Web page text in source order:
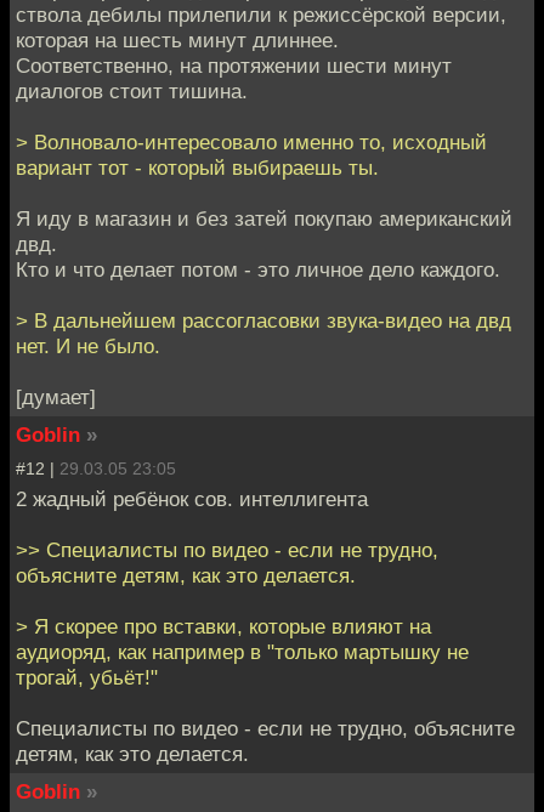
ствола дебилы прилепили к режиссёрской версии,
которая на шесть минут длиннее.
Соответственно, на протяжении шести минут
диалогов стоит тишина.
> Волновало-интересовало именно то, исходный
вариант тот - который выбираешь ты.
Я иду в магазин и без затей покупаю американский
двд.
Кто и что делает потом - это личное дело каждого.
> В дальнейшем рассогласовки звука-видео на двд
нет. И не было.
[думает]
Goblin »
#12 | 29.03.05 23:05
2 жадный ребёнок сов. интеллигента
>> Специалисты по видео - если не трудно,
объясните детям, как это делается.
> Я скорее про вставки, которые влияют на
аудиоряд, как например в "только мартышку не
трогай, убьёт!"
Специалисты по видео - если не трудно, объясните
детям, как это делается.
Goblin »